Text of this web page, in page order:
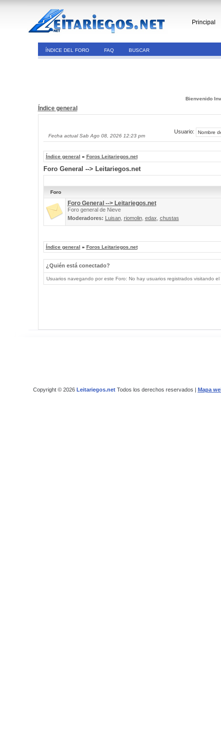
Principal
ÍNDICE DEL FORO FAQ BUSCAR
Bienvenido
Índice general
Fecha actual Sab Ago 08, 2026 12:23 pm
Usuario:
Índice general » Foros Leitariegos.net
Foro General --> Leitariegos.net
Foro
Foro General --> Leitariegos.net
Foro general de Nieve
Moderadores: Luisan, riomolin, edax chustas
Índice general » Foros Leitariegos.net
¿Quién está conectado?
Usuarios navegando por este Foro: No hay usuarios registrados visitando
Copyright © 2026 Leitariegos.netTodos los derechos reservados | Mapa